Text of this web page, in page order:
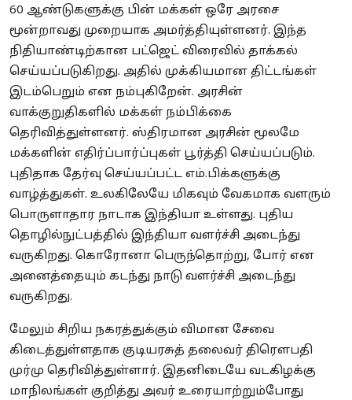
60 ஆண்டுகளுக்கு பின் மக்கள் ஒரே அரசை
மூன்றாவது முறையாக அமர்த்தியுள்ளனர். இந்த
நிதியாண்டிற்கான பட்ஜெட் விரைவில் தாக்கல்
செய்யப்படுகிறது. அதில் முக்கியமான திட்டங்கள்
இடம்பெறும் என நம்புகிறேன். அரசின்
வாக்குறுதிகளில் மக்கள் நம்பிக்கை
தெரிவித்துள்ளனர். ஸ்திரமான அரசின் மூலமே
மக்களின் எதிர்ப்பார்ப்புகள் பூர்த்தி செய்யப்படும்.
புதிதாக தேர்வு செய்யப்பட்ட எம்.பிக்களுக்கு
வாழ்த்துகள். உலகிலேயே மிகவும் வேகமாக வளரும்
பொருளாதார நாடாக இந்தியா உள்ளது. புதிய
தொழில்நுட்பத்தில் இந்தியா வளர்ச்சி அடைந்து
வருகிறது. கொரோனா பெருந்தொற்று, போர் என
அனைத்தையும் கடந்து நாடு வளர்ச்சி அடைந்து
வருகிறது.
மேலும் சிறிய நகரத்துக்கும் விமான சேவை
கிடைத்துள்ளதாக குடியரசுத் தலைவர் திரௌபதி
முர்மு தெரிவித்துள்ளார். இதனிடையே வடகிழக்கு
மாநிலங்கள் குறித்து அவர் உரையாற்றும்போது